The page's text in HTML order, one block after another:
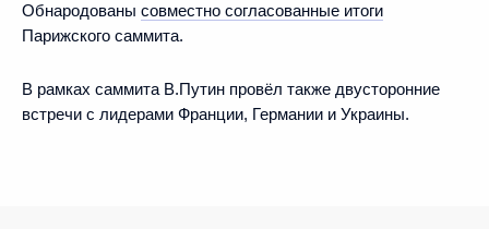
Обнародованы совместно согласованные итоги
Парижского саммита.
В рамках саммита В.Путин провёл также двусторонние
встречи с лидерами Франции, Германии и Украины.